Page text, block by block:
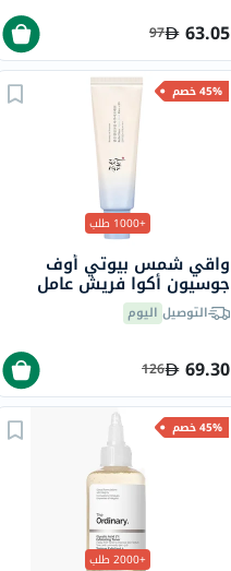
63.05
97
45% خصم
+1000 طلب
واقي شمس بيوتي أوف
جوسيون أكوا فريش عامل
PA++++، 50 مل
التوصيل اليوم
69.30
126
45% خصم
+2000 طلب